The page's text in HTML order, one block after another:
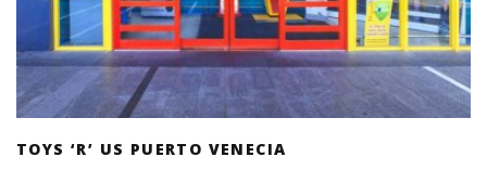
TOYS ‘R’ US PUERTO VENECIA